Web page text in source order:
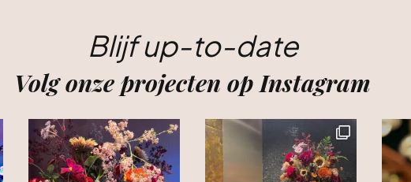
Blijf up-to-date
Volg onze projecten op Instagram